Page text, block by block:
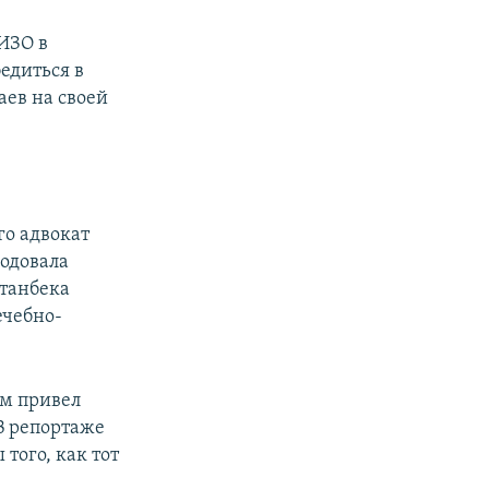
в
в
на своей
адвокат
привел
репортаже
как тот